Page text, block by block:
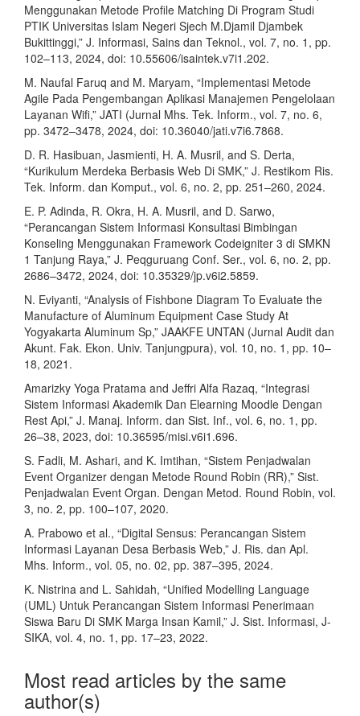
Menggunakan Metode Profile Matching Di Program Studi
PTIK Universitas Islam Negeri Sjech M.Djamil Djambek
Bukittinggi,” J. Informasi, Sains dan Teknol., vol. 7, no. 1, pp.
102–113, 2024, doi: 10.55606/isaintek.v7i1.202.
M. Naufal Faruq and M. Maryam, “Implementasi Metode
Agile Pada Pengembangan Aplikasi Manajemen Pengelolaan
Layanan Wifi,” JATI (Jurnal Mhs. Tek. Inform., vol. 7, no. 6,
pp. 3472–3478, 2024, doi: 10.36040/jati.v7i6.7868.
D. R. Hasibuan, Jasmienti, H. A. Musril, and S. Derta,
“Kurikulum Merdeka Berbasis Web Di SMK,” J. Restikom Ris.
Tek. Inform. dan Komput., vol. 6, no. 2, pp. 251–260, 2024.
E. P. Adinda, R. Okra, H. A. Musril, and D. Sarwo,
“Perancangan Sistem Informasi Konsultasi Bimbingan
Konseling Menggunakan Framework Codeigniter 3 di SMKN
1 Tanjung Raya,” J. Peqguruang Conf. Ser., vol. 6, no. 2, pp.
2686–3472, 2024, doi: 10.35329/jp.v6i2.5859.
N. Eviyanti, “Analysis of Fishbone Diagram To Evaluate the
Manufacture of Aluminum Equipment Case Study At
Yogyakarta Aluminum Sp,” JAAKFE UNTAN (Jurnal Audit dan
Akunt. Fak. Ekon. Univ. Tanjungpura), vol. 10, no. 1, pp. 10–
18, 2021.
Amarizky Yoga Pratama and Jeffri Alfa Razaq, “Integrasi
Sistem Informasi Akademik Dan Elearning Moodle Dengan
Rest Api,” J. Manaj. Inform. dan Sist. Inf., vol. 6, no. 1, pp.
26–38, 2023, doi: 10.36595/misi.v6i1.696.
S. Fadli, M. Ashari, and K. Imtihan, “Sistem Penjadwalan
Event Organizer dengan Metode Round Robin (RR),” Sist.
Penjadwalan Event Organ. Dengan Metod. Round Robin, vol.
3, no. 2, pp. 100–107, 2020.
A. Prabowo et al., “Digital Sensus: Perancangan Sistem
Informasi Layanan Desa Berbasis Web,” J. Ris. dan Apl.
Mhs. Inform., vol. 05, no. 02, pp. 387–395, 2024.
K. Nistrina and L. Sahidah, “Unified Modelling Language
(UML) Untuk Perancangan Sistem Informasi Penerimaan
Siswa Baru Di SMK Marga Insan Kamil,” J. Sist. Informasi, J-
SIKA, vol. 4, no. 1, pp. 17–23, 2022.
Most read articles by the same
author(s)